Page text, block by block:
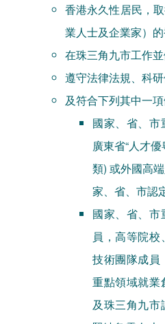
香港永久性居民，
業人士及企業家）的
在珠三角九市工作並
遵守法律法規、科研
及符合下列其中一項
國家、省、市
廣東省“人才
類) 或外國高
家、省、市認
國家、省、市
員，高等院
技術團隊成員
重點領域就業
及珠三角九